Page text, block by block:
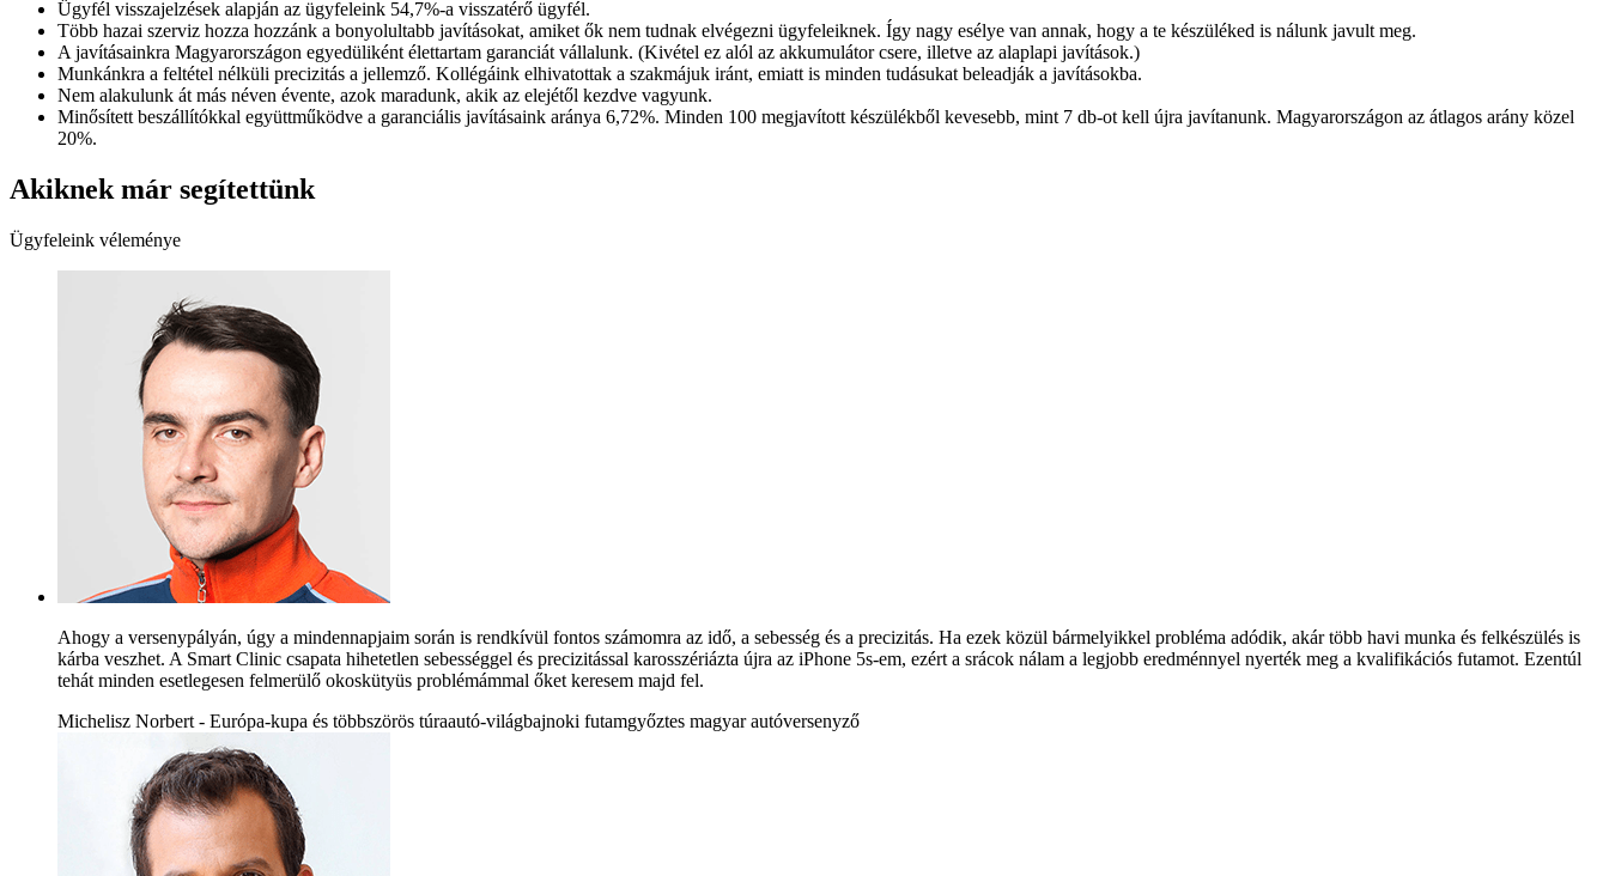
Ügyfél visszajelzések alapján az ügyfeleink 54,7%-a visszatérő ügyfél.
Több hazai szerviz hozza hozzánk a bonyolultabb javításokat, amiket ők nem tudnak elvégezni ügyfeleiknek. Így nagy esélye van annak, hogy a te készüléked is nálunk javult meg.
A javításainkra Magyarországon egyedüliként élettartam garanciát vállalunk. (Kivétel ez alól az akkumulátor csere, illetve az alaplapi javítások.)
Munkánkra a feltétel nélküli precizitás a jellemző. Kollégáink elhivatottak a szakmájuk iránt, emiatt is minden tudásukat beleadják a javításokba.
Nem alakulunk át más néven évente, azok maradunk, akik az elejétől kezdve vagyunk.
Minősített beszállítókkal együttműködve a garanciális javításaink aránya 6,72%. Minden 100 megjavított készülékből kevesebb, mint 7 db-ot kell újra javítanunk. Magyarországon az átlagos arány közel
20%.
Akiknek már segítettünk
Ügyfeleink véleménye
Ahogy a versenypályán, úgy a mindennapjaim során is rendkívül fontos számomra az idő, a sebesség és a precizitás. Ha ezek közül bármelyikkel probléma adódik, akár több havi munka és felkészülés is
kárba veszhet. A Smart Clinic csapata hihetetlen sebességgel és precizitással karosszériázta újra az iPhone 5s-em, ezért a srácok nálam a legjobb eredménnyel nyerték meg a kvalifikációs futamot. Ezentúl
tehát minden esetlegesen felmerülő okoskütyüs problémámmal őket keresem majd fel.
Michelisz Norbert - Európa-kupa és többszörös túraautó-világbajnoki futamgyőztes magyar autóversenyző